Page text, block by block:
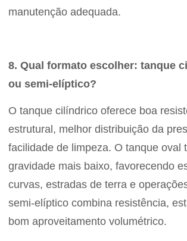
manutenção adequada.
8. Qual formato escolher: tanque
ou semi-elíptico?
O tanque cilíndrico oferece boa
estrutural, melhor distribuição da
facilidade de limpeza. O tanque oval
gravidade mais baixo, favorecendo
curvas, estradas de terra e
semi-elíptico combina resistência,
bom aproveitamento volumétrico.